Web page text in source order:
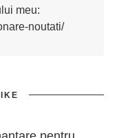
meu:
noutati/